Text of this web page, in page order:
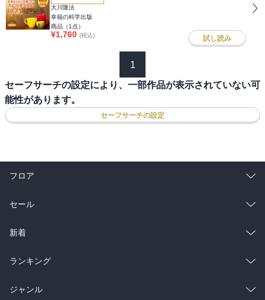
大川隆法
幸福の科学出版
商品（1 点）
¥1,760 (税込) 試し読み
1
セーフサーチの設定により、一部作品が表示されていない可
能性があります。
セーフサーチの設定
フロア
総合
ラノベ
雑誌・グラビア
BL・TL
セール
総合
ラノベ
雑誌・グラビア
新着
総合
ラノベ
ランキング
総合
ジャンル